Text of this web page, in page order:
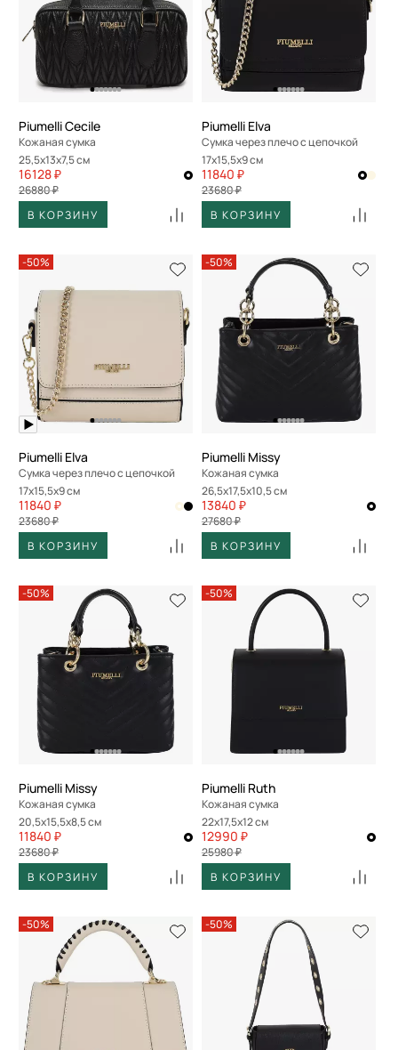
Piumelli Cecile
Кожаная сумка
25,5x13x7,5 см
16128 ₽
26880 ₽
В КОРЗИНУ
Piumelli Elva
Сумка через плечо с цепочкой
17x15,5x9 см
11840 ₽
23680 ₽
В КОРЗИНУ
-50%
Piumelli Elva
Сумка через плечо с цепочкой
17x15,5x9 см
11840 ₽
23680 ₽
В КОРЗИНУ
-50%
Piumelli Missy
Кожаная сумка
26,5x17,5x10,5 см
13840 ₽
27680 ₽
В КОРЗИНУ
-50%
Piumelli Missy
Кожаная сумка
20,5x15,5x8,5 см
11840 ₽
23680 ₽
В КОРЗИНУ
-50%
Piumelli Ruth
Кожаная сумка
22x17,5x12 см
12990 ₽
25980 ₽
В КОРЗИНУ
-50% -50%